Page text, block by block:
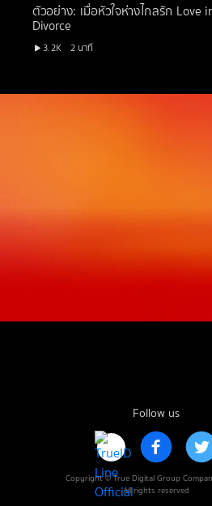
ตัวอย่าง: เมื่อหัวใจห่างไกลรัก Love
Divorce
3.2K 2 นาที
Follow us
Copyright © True Digital Group
All rights reserved